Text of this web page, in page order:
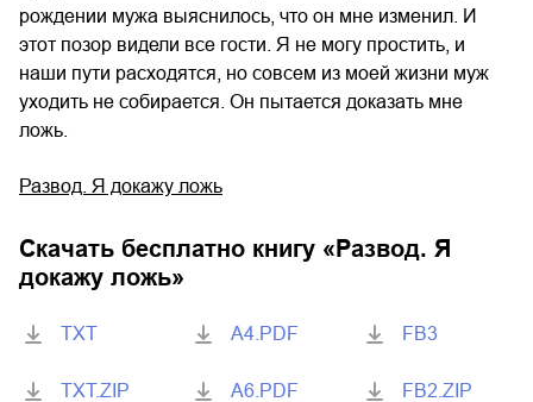
рождении мужа выяснилось, что он мне изменил. И
этот позор видели все гости. Я не могу простить, и
наши пути расходятся, но совсем из моей жизни муж
уходить не собирается. Он пытается доказать мне
ложь.
Развод. Я докажу ложь
Скачать бесплатно книгу « Развод. Я
докажу ложь»
TXT
TXT.ZIP
A4.PDF
A6.PDF
FB3
FB2.ZIP